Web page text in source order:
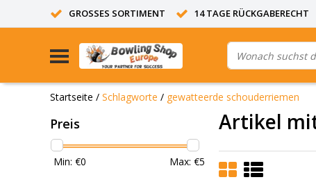
GROSSES SORTIMENT 14 TAGE RÜCKGABERECHT
Startseite / Schlagworte / gewatteerde schouderriemen
Preis
Min: €0 Max: €5
Artikel